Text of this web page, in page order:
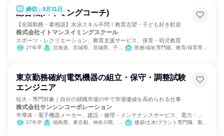
締切：8月31日
総合職(スイミングコーチ)
【全国勤務・要相談】水泳スキル不問！教育志望・子ども好き歓迎
株式会社イトマンスイミングスクール
スポーツ・レクリエーション、教育支援サービス、保育・幼児教育
27年卒 北海道、宮城県、茨城県、千葉県、東京都、神奈川県、静岡県、愛知県、三重県、京都府、大阪府、兵庫県、奈良県、福岡県 医療/福祉専門職、教育/保育専門職
東京勤務確約|電気機器の組立・保守・調整試験
エンジニア
短大・専門対象｜自分の就職市場の中で市場価値を高められる仕事
株式会社サンシンコーポレーション
半導体・電子機器メーカー、建設・修理・メンテナンスサービス、電力・ガ
ス・水道・エネルギー
27年卒 福島県、東京都、神奈川県、愛知県、三重県、大阪府 建築/土木/プラント専門職、製造・生産工程